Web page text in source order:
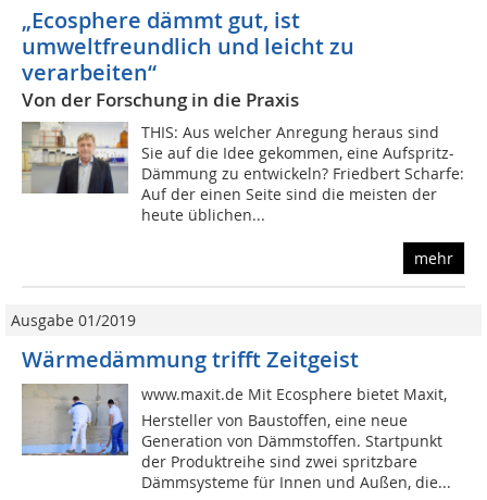
„Ecosphere dämmt gut, ist
umweltfreundlich und leicht zu
verarbeiten“
Von der Forschung in die Praxis
THIS: Aus welcher Anregung heraus sind
Sie auf die Idee gekommen, eine Aufspritz-
Dämmung zu entwickeln? Friedbert Scharfe:
Auf der einen Seite sind die meisten der
heute üblichen...
mehr
Ausgabe 01/2019
Wärmedämmung trifft Zeitgeist
www.maxit.de Mit Ecosphere bietet Maxit,
Hersteller von Baustoffen, eine neue
Generation von Dämmstoffen. Startpunkt
der Produktreihe sind zwei spritzbare
Dämmsysteme für Innen und Außen, die...